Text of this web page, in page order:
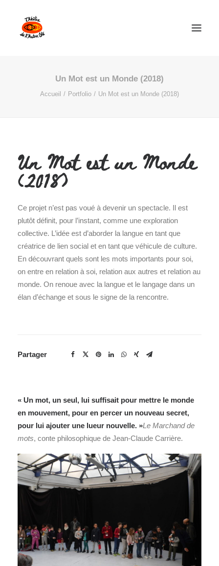
Théâtre de l’Autre Côté
Calendrier
Un Mot est un Monde (2018)
Accueil Portfolio Un Mot est un Monde (2018)
Un Mot est un Monde
(2018)
Ce projet n’est pas voué à devenir un spectacle. Il est
plutôt définit, pour l’instant, comme une exploration
collective. L’idée est d’aborder la langue en tant que
créatrice de lien social et en tant que véhicule de culture.
En découvrant quels sont les mots importants pour soi,
on entre en relation à soi, relation aux autres et relation au
monde. On renoue avec la langue et le langage dans un
élan d’échange et sous le signe de la rencontre.
Partager
« Un mot, un seul, lui suffisait pour mettre le monde
en mouvement, pour en percer un nouveau secret,
pour lui ajouter une lueur nouvelle. »Le Marchand de
mots, conte philosophique de Jean-Claude Carrière.